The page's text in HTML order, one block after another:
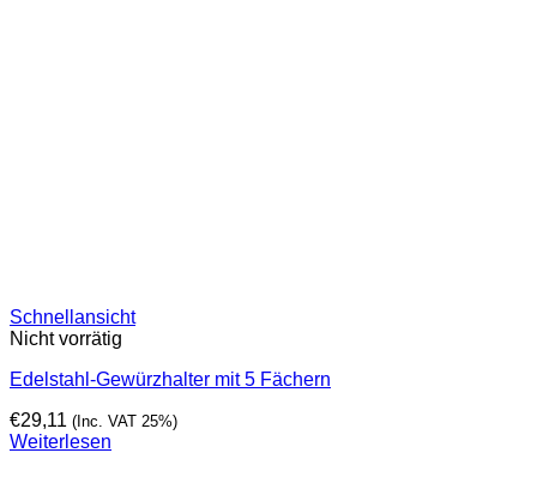
Schnellansicht
Nicht vorrätig
Edelstahl-Gewürzhalter mit 5 Fächern
€29,11 (Inc. VAT 25%)
Weiterlesen